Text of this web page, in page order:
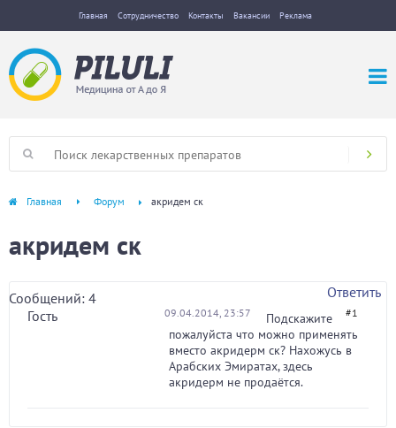
Главная Сотрудничество Контакты Вакансии Реклама
Главная Форум акридем ск
акридем ск
Сообщений: 4
Ответить
Гость
09.04.2014, 23:57 #1
Подскажите
пожалуйста что можно применять
вместо акридерм ск? Нахожусь в
Арабских Эмиратах, здесь
акридерм не продаётся.